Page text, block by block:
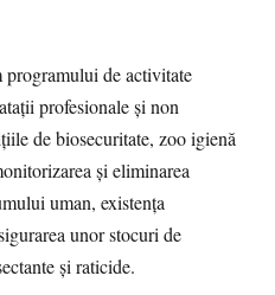
programului de activitate
profesionale și non
de biosecuritate, zoo igienă
și eliminarea
uman, existența
unor stocuri de
și raticide.